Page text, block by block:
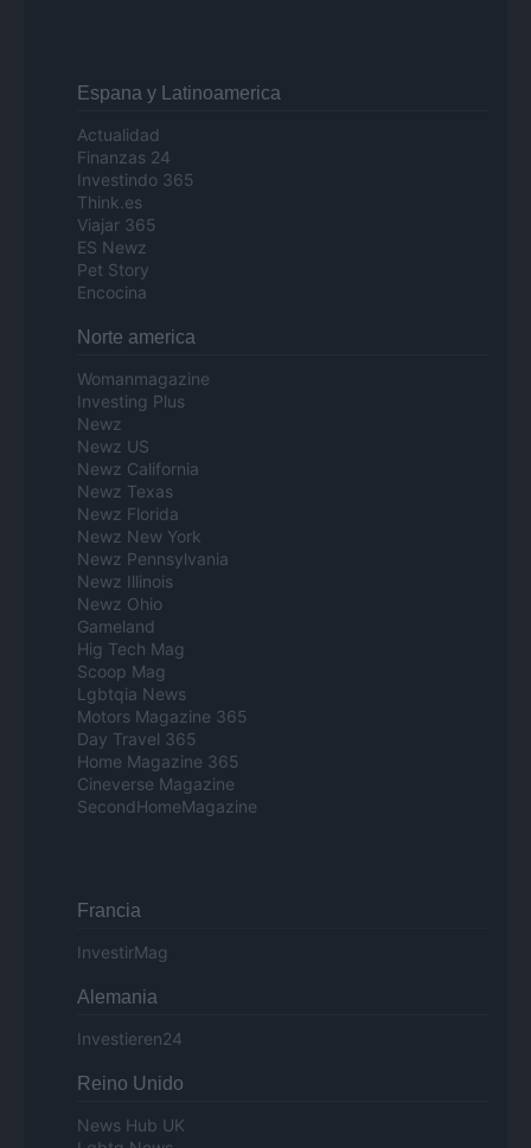
Espana y Latinoamerica
Actualidad
Finanzas 24
Investindo 365
Think.es
Viajar 365
ES Newz
Pet Story
Encocina
Norte america
Womanmagazine
Investing Plus
Newz
Newz US
Newz California
Newz Texas
Newz Florida
Newz New York
Newz Pennsylvania
Newz Illinois
Newz Ohio
Gameland
Hig Tech Mag
Scoop Mag
Lgbtqia News
Motors Magazine 365
Day Travel 365
Home Magazine 365
Cineverse Magazine
SecondHomeMagazine
Francia
InvestirMag
Alemania
Investieren24
Reino Unido
News Hub UK